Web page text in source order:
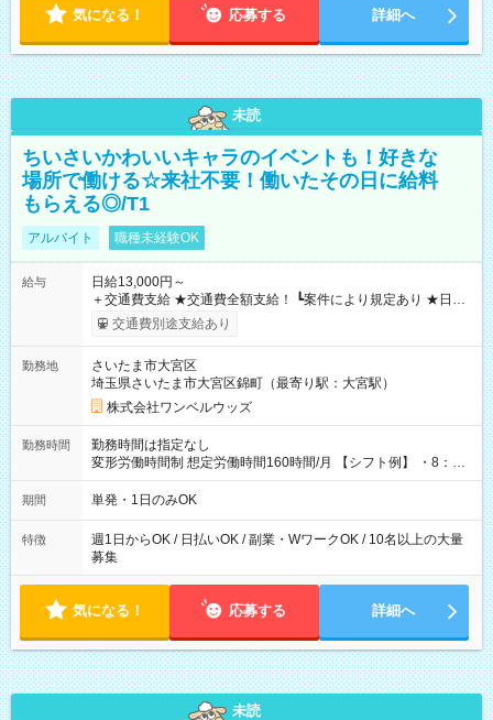
気になる！ 応募する 詳細へ
未読
ちいさいかわいいキャラのイベントも！好きな
場所で働ける☆来社不要！働いたその日に給料
もらえる◎/T1
アルバイト 職種未経験OK
給与
日給13,000円～
＋交通費支給 ★交通費全額支給！ ┗案件により規定あり ★日払
いOK！（規定あり） ┗働いたその日に現金GET♪ お仕事後はコ
ンビニATMから 日払い分を引き落とせます！ 【試用期間】試
交通費別途支給あり
勤務地
さいたま市大宮区
埼玉県さいたま市大宮区錦町（最寄り駅：大宮駅）
株式会社ワンベルウッズ
勤務時間
勤務時間は指定なし
変形労働時間制 想定労働時間160時間/月 【シフト例】 ・8：00
～21：00
期間 単発・1日のみOK
特徴
週1日からOK / 日払いOK / 副業・WワークOK / 10名以上の大量
募集
気になる！ 応募する 詳細へ
未読